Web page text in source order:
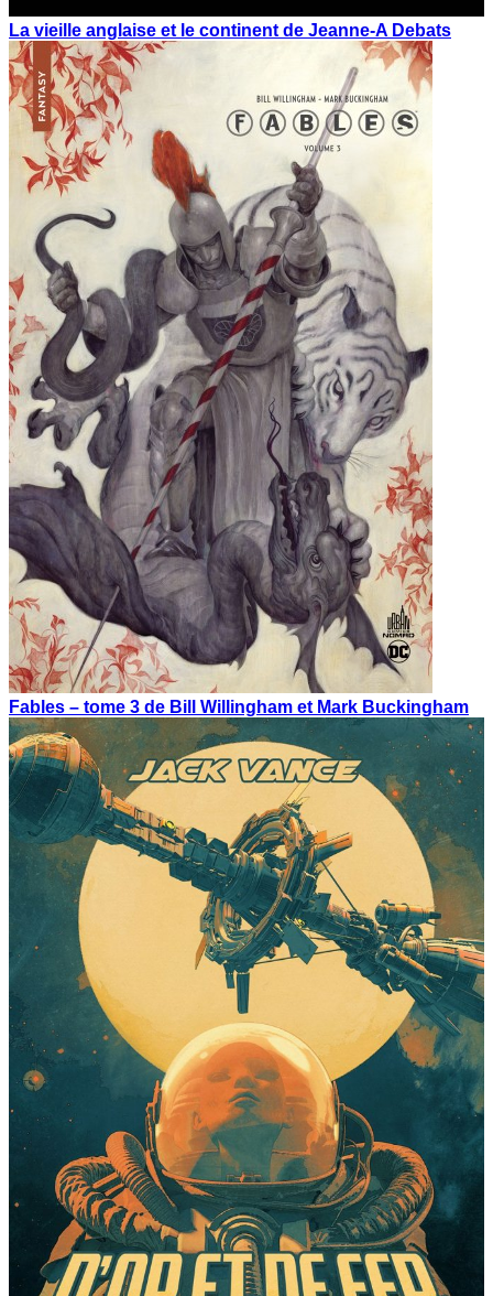
La vieille anglaise et le continent de Jeanne-A Debats
Fables – tome 3 de Bill Willingham et Mark Buckingham